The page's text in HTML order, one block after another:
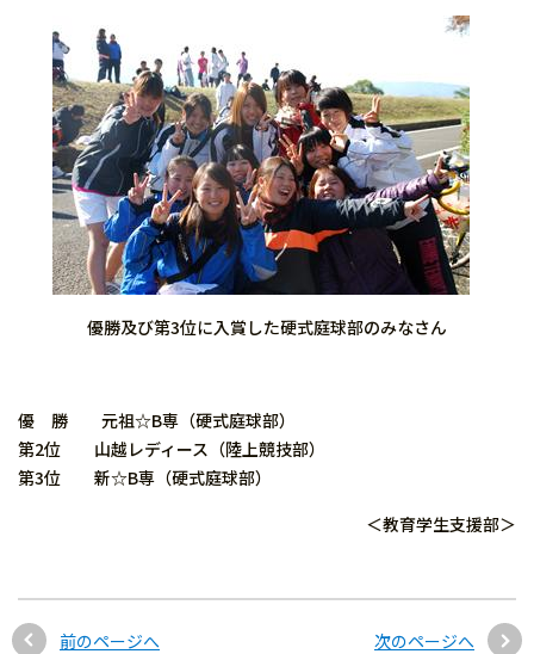
優勝及び第3位に入賞した硬式庭球部のみなさん
優 勝 元祖☆B専（硬式庭球部）
第2位 山越レディース（陸上競技部）
第3位 新☆B専（硬式庭球部）
＜教育学生支援部＞
前のページへ 次のページへ